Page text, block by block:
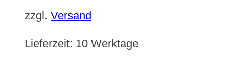
zzgl. Versand
Lieferzeit: 10 Werktage